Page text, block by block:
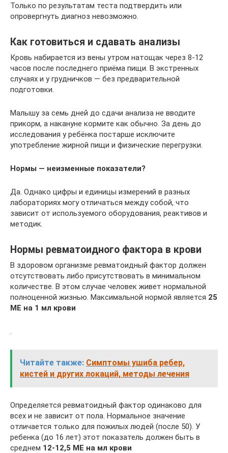
Только по результатам теста подтвердить или
опровергнуть диагноз невозможно.
Как готовиться и сдавать анализы
Кровь набирается из вены утром натощак через 8-12
часов после последнего приёма пищи. В экстренных
случаях и у грудничков — без предварительной
подготовки.
Малышу за семь дней до сдачи анализа не вводите
прикорм, а накануне кормите как обычно. За день до
исследования у ребёнка постарше исключите
употребление жирной пищи и физические перегрузки.
Нормы — неизменные показатели?
Да. Однако цифры и единицы измерений в разных
лабораториях могу отличаться между собой, что
зависит от используемого оборудования, реактивов и
методик.
Нормы ревматоидного фактора в крови
В здоровом организме ревматоидный фактор должен
отсутствовать либо присутствовать в минимальном
количестве. В этом случае человек живет нормальной
полноценной жизнью. Максимальной нормой является 25
МЕ на 1 мл крови
Читайте также: Симптомы ушиба ребер,
кистей и других локаций, методы лечения
Определяется ревматоидный фактор одинаково для
всех и не зависит от пола. Нормальное значение
отличается только для пожилых людей (после 50). У
ребенка (до 16 лет) этот показатель должен быть в
среднем 12-12,5 МЕ на мл крови